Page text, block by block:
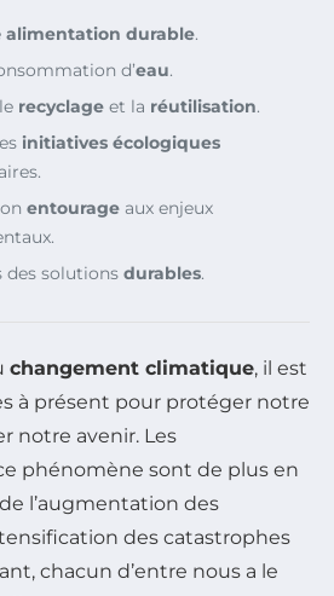
alimentation durable.
d’eau.
recyclage et la réutilisation.
initiatives écologiques
entourage aux enjeux
des solutions durables.
changement climatique, il est
à présent pour protéger notre
notre avenir. Les
phénomène sont de plus en
l’augmentation des
des catastrophes
chacun d’entre nous a le